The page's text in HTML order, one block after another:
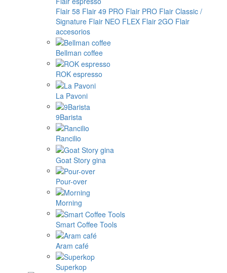
Flair 58 Flair 49 PRO Flair PRO Flair Classic /
Signature Flair NEO FLEX Flair 2GO Flair
accesorios
Bellman coffee
ROK espresso
La Pavoni
9Barista
Rancilio
Goat Story gina
Pour-over
Morning
Smart Coffee Tools
Aram café
Superkop